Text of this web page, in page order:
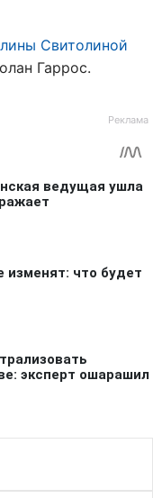
Свитолиной
Гаррос.